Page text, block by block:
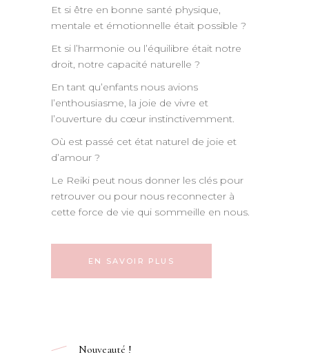
Et si être en bonne santé physique,
mentale et émotionnelle était possible ?
Et si l’harmonie ou l’équilibre était notre
droit, notre capacité naturelle ?
En tant qu’enfants nous avions
l’enthousiasme, la joie de vivre et
l’ouverture du cœur instinctivemment.
Où est passé cet état naturel de joie et
d’amour ?
Le Reiki peut nous donner les clés pour
retrouver ou pour nous reconnecter à
cette force de vie qui sommeille en nous.
EN SAVOIR PLUS
Nouveauté !